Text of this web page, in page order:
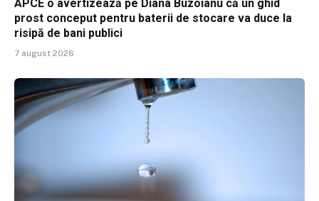
APCE o avertizează pe Diana Buzoianu că un ghid
prost conceput pentru baterii de stocare va duce la
risipă de bani publici
7 august 2026